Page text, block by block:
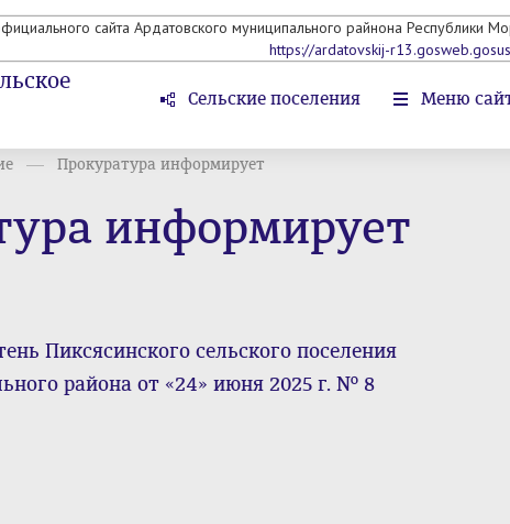
сайта Ардатовского муниципального райнона
https://ardatovskij-
Сельские поселения Меню
Прокуратура информирует
информирует
Пиксясинского сельского поселения
района от «24» июня 2025 г. № 8